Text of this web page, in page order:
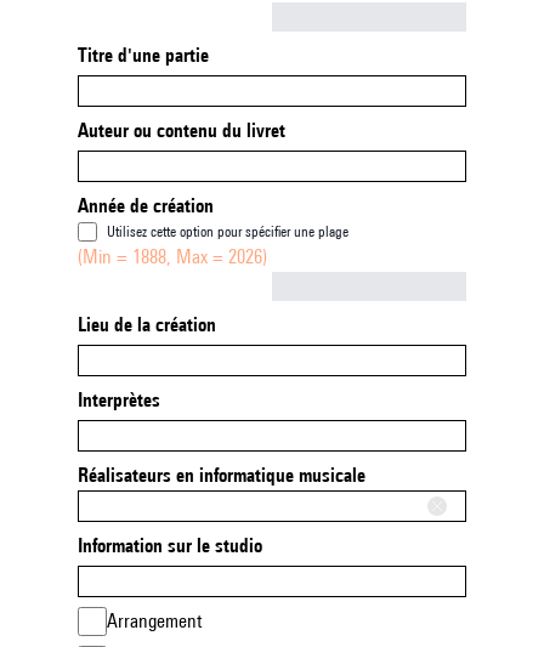
Titre d'une partie
Auteur ou contenu du livret
Année de création
Utilisez cette option pour spécifier une plage
(Min = 1888, Max = 2026)
Lieu de la création
Interprètes
Réalisateurs en informatique musicale
Information sur le studio
Arrangement